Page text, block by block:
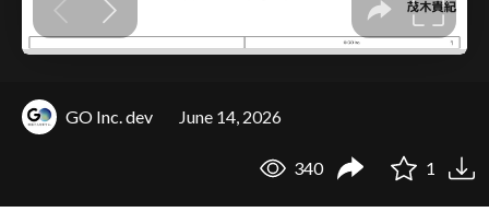
GO Inc. dev June 14, 2026
340 1